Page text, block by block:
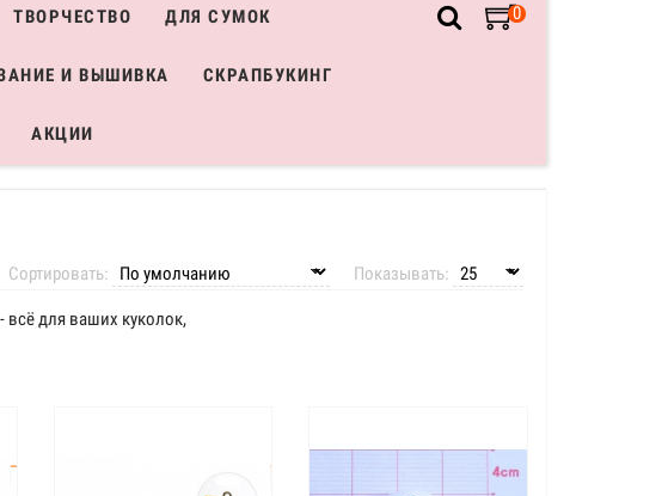
0
ТВОРЧЕСТВО ДЛЯ СУМОК
И ВЫШИВКА СКРАПБУКИНГ
АКЦИИ
Показывать:
Сортировать:
для ваших куколок,